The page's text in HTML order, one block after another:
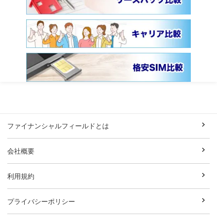
ファイナンシャルフィールドとは
会社概要
利用規約
プライバシーポリシー